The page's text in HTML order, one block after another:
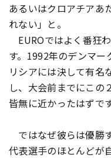
あるいはクロアチアあ
れない」と。
EUROではよく番狂
す。1992年のデンマー
リシアには決して有名
し、大会前までにこの
皆無に近かったはずです
ではなぜ彼らは優勝
代表選手のほとんどが